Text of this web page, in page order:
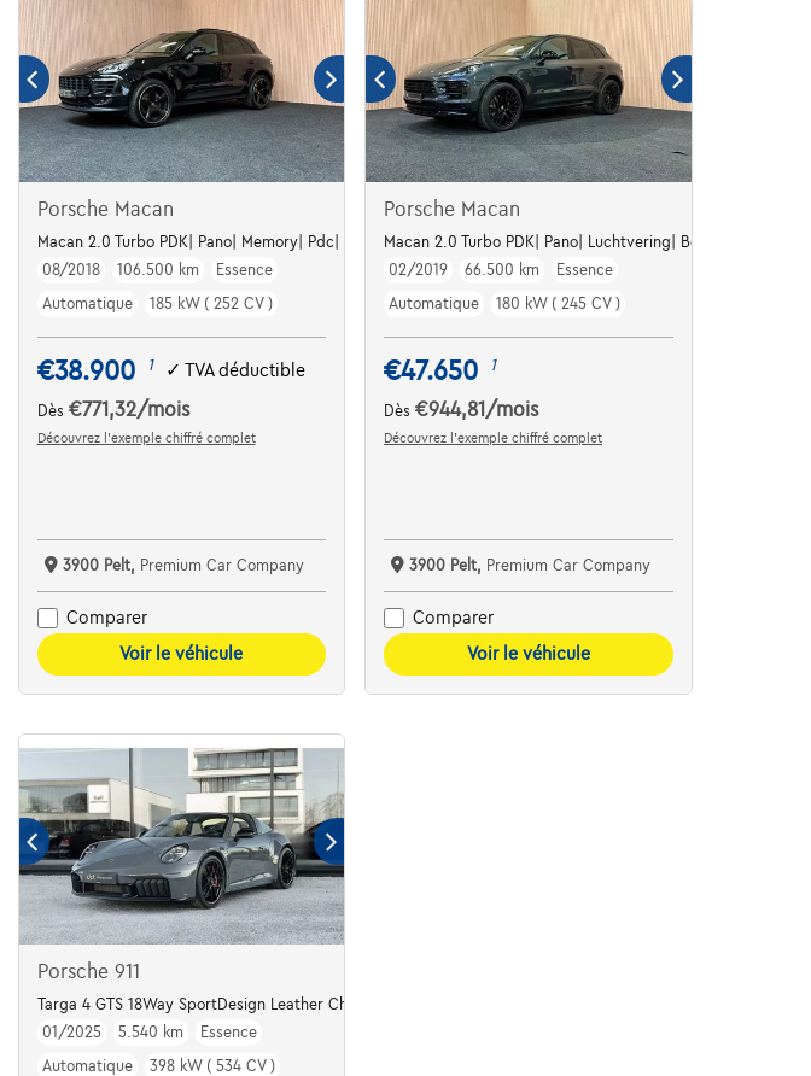
* Memory seat
Porsche Macan
Macan 2.0 Turbo PDK| Pano| Memory| Pdc| Navi|
08/2018
106.500 km
Essence
Automatique
185 kW ( 252 CV )
€38.900 1 ✓ TVA déductible
Dès €771,32/mois
Découvrez l’exemple chiffré complet
3900 Pelt, Premium Car Company
Comparer
Voir le véhicule
Porsche Macan
Macan 2.0 Turbo PDK| Pano| Luchtvering| Bose
02/2019
66.500 km
Essence
Automatique
180 kW ( 245 CV )
€47.650 1
Dès€944,81 /mois
Découvrez l’exemple chiffré complet
3900 Pelt, Premium Car Company
Comparer
Voir le véhicule
Porsche 911
Targa 4 GTS 18Way SportDesign Leather Chalk BOSE
01/2025
5.540 km
Essence
Automatique
398 kW ( 534 CV )